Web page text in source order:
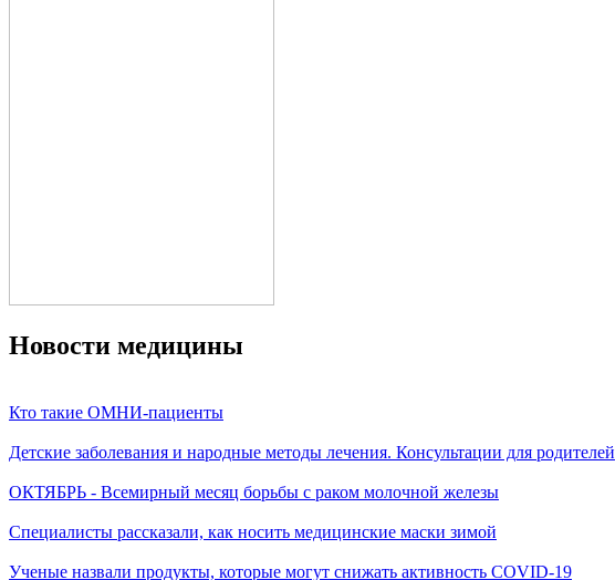
Новости медицины
Кто такие ОМНИ-пациенты
Детские заболевания и народные методы лечения. Консультации для родителей
ОКТЯБРЬ - Всемирный месяц борьбы с раком молочной железы
Специалисты рассказали, как носить медицинские маски зимой
Ученые назвали продукты, которые могут снижать активность COVID-19